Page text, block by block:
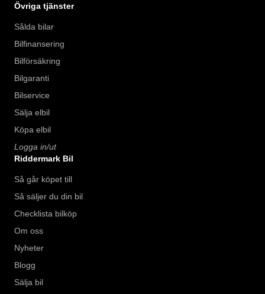
Övriga tjänster
Sålda bilar
Bilfinansering
Bilförsäkring
Bilgaranti
Bilservice
Sälja elbil
Köpa elbil
Logga in/ut
Riddermark Bil
Så går köpet till
Så säljer du din bil
Checklista bilköp
Om oss
Nyheter
Blogg
Sälja bil